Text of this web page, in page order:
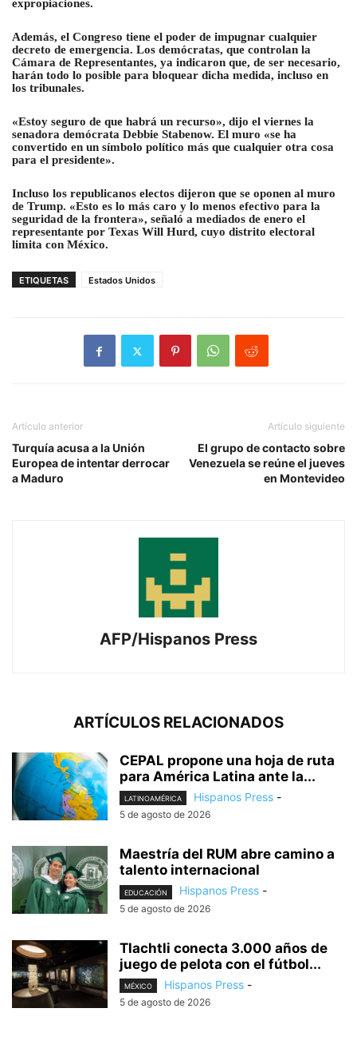
expropiaciones.
Además, el Congreso tiene el poder de impugnar cualquier
decreto de emergencia. Los demócratas, que controlan la
Cámara de Representantes, ya indicaron que, de ser necesario,
harán todo lo posible para bloquear dicha medida, incluso en
los tribunales.
«Estoy seguro de que habrá un recurso», dijo el viernes la
senadora demócrata Debbie Stabenow. El muro «se ha
convertido en un símbolo político más que cualquier otra cosa
para el presidente».
Incluso los republicanos electos dijeron que se oponen al muro
de Trump. «Esto es lo más caro y lo menos efectivo para la
seguridad de la frontera», señaló a mediados de enero el
representante por Texas Will Hurd, cuyo distrito electoral
limita con México.
ETIQUETAS Estados Unidos
Artículo anterior
Turquía acusa a la Unión
Europea de intentar derrocar
a Maduro
Artículo siguiente
El grupo de contacto sobre
Venezuela se reúne el jueves
en Montevideo
AFP/Hispanos Press
ARTÍCULOS RELACIONADOS
CEPAL propone una hoja de ruta
para América Latina ante la...
LATINOAMÉRICA Hispanos Press -
5 de agosto de 2026
Maestría del RUM abre camino a
talento internacional
EDUCACIÓN Hispanos Press -
5 de agosto de 2026
Tlachtli conecta 3.000 años de
juego de pelota con el fútbol...
MÉXICO Hispanos Press -
5 de agosto de 2026